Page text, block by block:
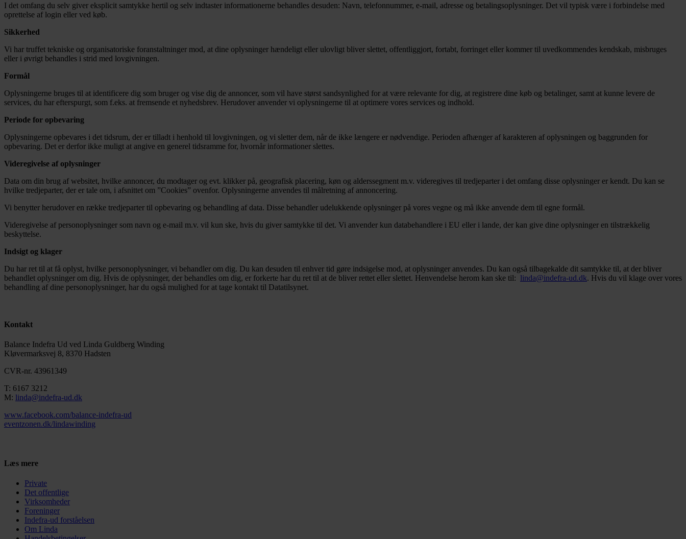
I det omfang du selv giver eksplicit samtykke hertil og selv indtaster informationerne behandles desuden: Navn, telefonnummer, e-mail, adresse og betalingsoplysninger. Det vil typisk være i forbindelse med
oprettelse af login eller ved køb.
Sikkerhed
Vi har truffet tekniske og organisatoriske foranstaltninger mod, at dine oplysninger hændeligt eller ulovligt bliver slettet, offentliggjort, fortabt, forringet eller kommer til uvedkommendes kendskab, misbruges
eller i øvrigt behandles i strid med lovgivningen.
Formål
Oplysningerne bruges til at identificere dig som bruger og vise dig de annoncer, som vil have størst sandsynlighed for at være relevante for dig, at registrere dine køb og betalinger, samt at kunne levere de
services, du har efterspurgt, som f.eks. at fremsende et nyhedsbrev. Herudover anvender vi oplysningerne til at optimere vores services og indhold.
Periode for opbevaring
Oplysningerne opbevares i det tidsrum, der er tilladt i henhold til lovgivningen, og vi sletter dem, når de ikke længere er nødvendige. Perioden afhænger af karakteren af oplysningen og baggrunden for
opbevaring. Det er derfor ikke muligt at angive en generel tidsramme for, hvornår informationer slettes.
Videregivelse af oplysninger
Data om din brug af websitet, hvilke annoncer, du modtager og evt. klikker på, geografisk placering, køn og alderssegment m.v. videregives til tredjeparter i det omfang disse oplysninger er kendt. Du kan se
hvilke tredjeparter, der er tale om, i afsnittet om ”Cookies” ovenfor. Oplysningerne anvendes til målretning af annoncering.
Vi benytter herudover en række tredjeparter til opbevaring og behandling af data. Disse behandler udelukkende oplysninger på vores vegne og må ikke anvende dem til egne formål.
Videregivelse af personoplysninger som navn og e-mail m.v. vil kun ske, hvis du giver samtykke til det. Vi anvender kun databehandlere i EU eller i lande, der kan give dine oplysninger en tilstrækkelig
beskyttelse.
Indsigt og klager
Du har ret til at få oplyst, hvilke personoplysninger, vi behandler om dig. Du kan desuden til enhver tid gøre indsigelse mod, at oplysninger anvendes. Du kan også tilbagekalde dit samtykke til, at der bliver
behandlet oplysninger om dig. Hvis de oplysninger, der behandles om dig, er forkerte har du ret til at de bliver rettet eller slettet. Henvendelse herom kan ske til: linda@indefra-ud.dk. Hvis du vil klage over vores
behandling af dine personoplysninger, har du også mulighed for at tage kontakt til Datatilsynet.
Kontakt
Balance Indefra Ud ved Linda Guldberg Winding
Kløvermarksvej 8, 8370 Hadsten
CVR-nr. 43961349
T: 6167 3212
M: linda@indefra-ud.dk
www.facebook.com/balance-indefra-ud
eventzonen.dk/lindawinding
Læs mere
Private
Det offentlige
Virksomheder
Foreninger
Indefra-ud forståelsen
Om Linda